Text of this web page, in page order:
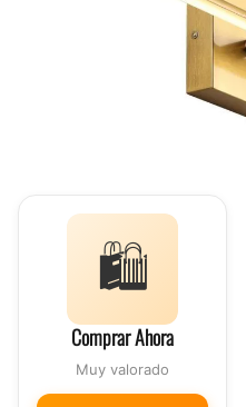
🛍️
Comprar Ahora
Muy valorado